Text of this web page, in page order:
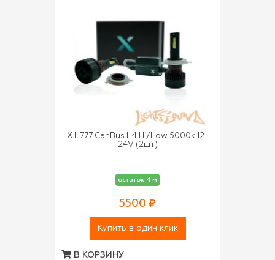
X H777 CanBus H4 Hi/Low 5000k 12-
24V (2шт)
остаток 4 м
5500 ₽
Купить в один клик
В КОРЗИНУ